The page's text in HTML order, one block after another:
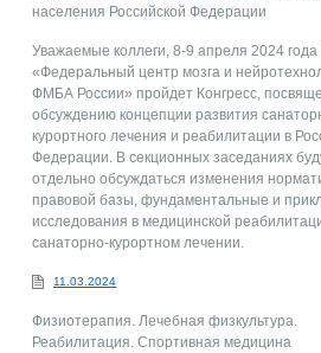
населения Российской Федерации
Уважаемые коллеги, 8-9 апреля 2024
«Федеральный центр мозга и
ФМБА России» пройдет Конгресс,
обсуждению концепции развития
курортного лечения и реабилитации в
Федерации. В секционных заседаниях
отдельно обсуждаться изменения
правовой базы, фундаментальные и
исследования в медицинской
санаторно-курортном лечении.
11.03.2024
Физиотерапия. Лечебная физкультура.
Реабилитация. Спортивная медицина